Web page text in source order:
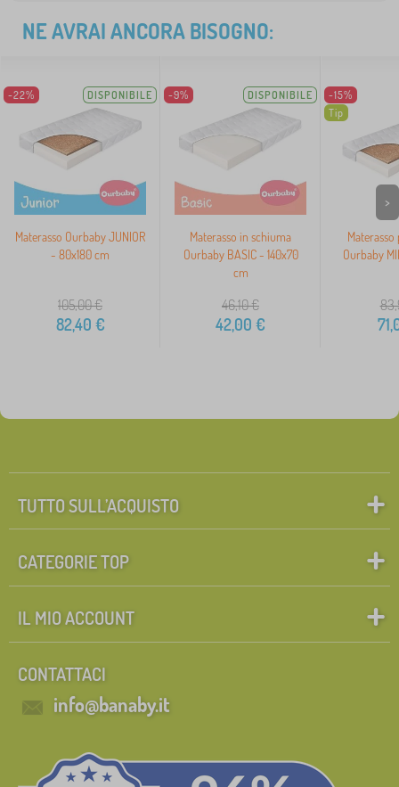
NE AVRAI ANCORA BISOGNO:
-22% DISPONIBILE
Materasso Ourbaby JUNIOR
- 80x180 cm
105,00€
82,40 €
-9% DISPONIBILE
Materasso in schiuma
Ourbaby BASIC - 140x70
cm
46,10€
42,00 €
-15%
Tip
Ourbaby
>
TUTTO SULL’ACQUISTO
CATEGORIE TOP
IL MIO ACCOUNT
CONTATTACI
info@banaby.it